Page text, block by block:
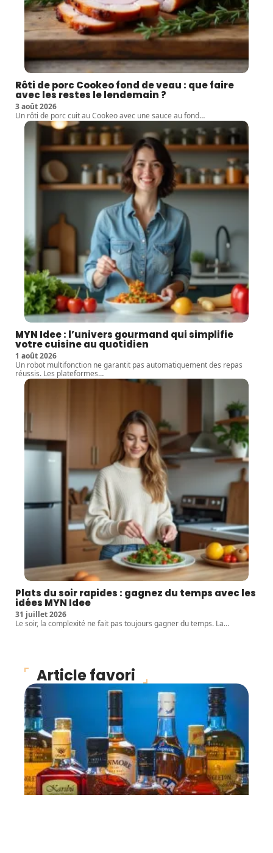
Rôti de porc Cookeo fond de veau : que faire
avec les restes le lendemain ?
3 août 2026
Un rôti de porc cuit au Cookeo avec une sauce au fond…
MYN Idee : l’univers gourmand qui simplifie
votre cuisine au quotidien
1 août 2026
Un robot multifonction ne garantit pas automatiquement des repas
réussis. Les plateformes…
Plats du soir rapides : gagnez du temps avec les
idées MYN Idee
31 juillet 2026
Le soir, la complexité ne fait pas toujours gagner du temps. La…
Article favori